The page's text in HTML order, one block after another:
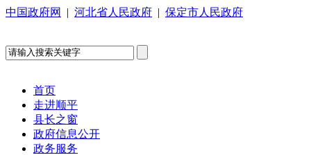
中国政府网 | 河北省人民政府 | 保定市人民政府
首页
走进顺平
县长之窗
政府信息公开
政务服务